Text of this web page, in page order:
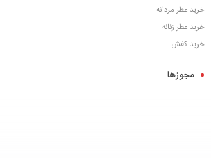
خرید عطر مردانه
خرید عطر زنانه
خرید کفش
مجوزها